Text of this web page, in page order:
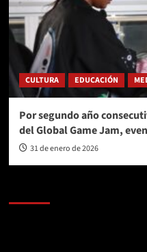
CULTURA EDUCACIÓN
Por segundo año
del Global Game Jam,
31 de enero de 2026